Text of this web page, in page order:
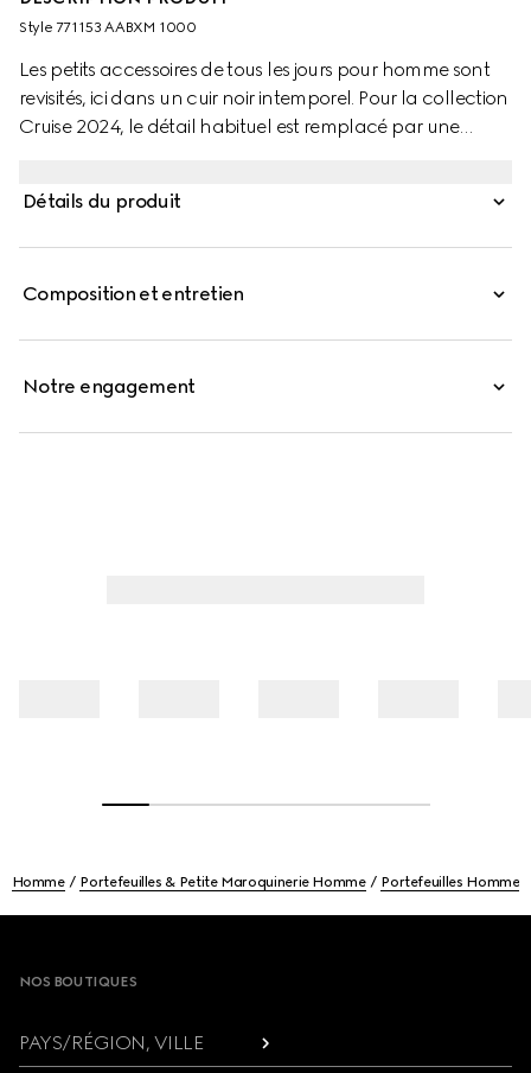
Style ‎771153 AABXM 1000
Les petits accessoires de tous les jours pour homme sont
revisités, ici dans un cuir noir intemporel. Pour la collection
Cruise 2024, le détail habituel est remplacé par une
poche pour la monnaie et un compartiment pour billets
Détails du produit
Composition et entretien
Notre engagement
Homme Portefeuilles & Petite Maroquinerie Homme Portefeuilles Homme
NOS BOUTIQUES
PAYS/RÉGION, VILLE